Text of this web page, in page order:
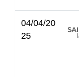
04/04/20
25